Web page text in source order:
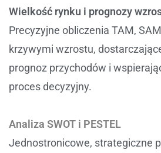
Wielkość rynku i prognozy
Precyzyjne obliczenia TAM,
krzywymi wzrostu,
prognoz przychodów i
proces decyzyjny.
Analiza SWOT i PESTEL
Jednostronicowe, strategiczne